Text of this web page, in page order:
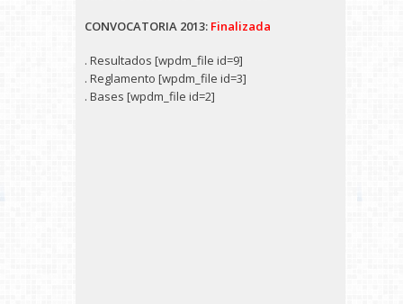
CONVOCATORIA 2013: Finalizada
. Resultados [wpdm_file id=9]
. Reglamento [wpdm_file id=3]
. Bases [wpdm_file id=2]